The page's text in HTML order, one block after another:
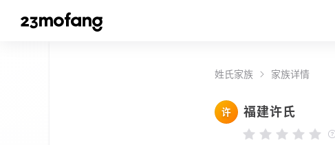
姓氏家族 家族详情
许 福建许氏